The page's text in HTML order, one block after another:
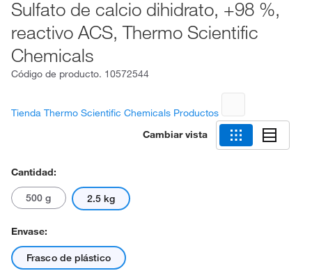
Sulfato de calcio dihidrato, +98 %,
reactivo ACS, Thermo Scientific
Chemicals
Código de producto. 10572544
Tienda Thermo Scientific Chemicals Productos
Cambiar vista
Cantidad:
500 g 2.5 kg
Envase:
Frasco de plástico